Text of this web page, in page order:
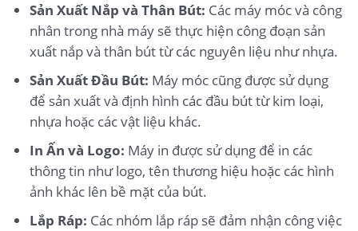
Sản Xuất Nắp và Thân Bút: Các máy móc và công
nhân trong nhà máy sẽ thực hiện công đoạn sản
xuất nắp và thân bút từ các nguyên liệu như nhựa.
Sản Xuất Đầu Bút: Máy móc cũng được sử dụng
để sản xuất và định hình các đầu bút từ kim loại,
nhựa hoặc các vật liệu khác.
In Ấn và Logo: Máy in được sử dụng để in các
thông tin như logo, tên thương hiệu hoặc các hình
ảnh khác lên bề mặt của bút.
Lắp Ráp: Các nhóm lắp ráp sẽ đảm nhận công việc